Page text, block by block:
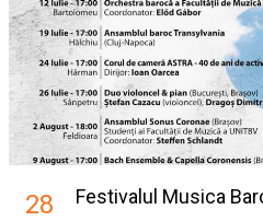
28 Festivalul Musica